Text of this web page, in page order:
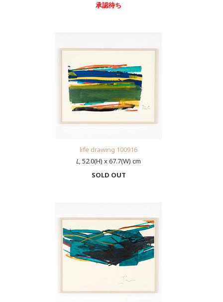
承認待ち
life drawing 100916
L, 52.0(H) x 67.7(W) cm
SOLD OUT